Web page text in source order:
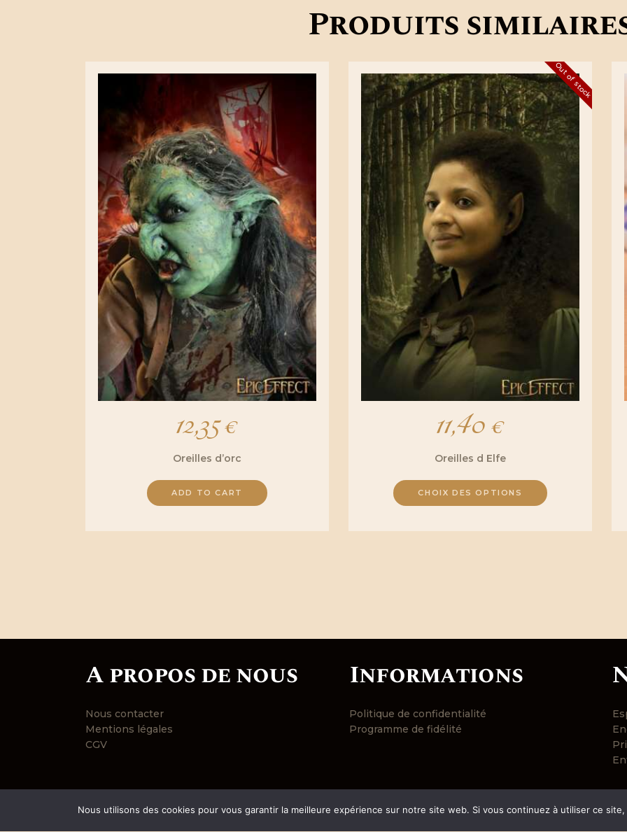
Produits
12,35€
Oreilles d’orc
ADD TO CART
produit
être
sur
la
Out of stock
11,40€
Oreilles d Elfe
CHOIX DES OPTIONS
produit
être
sur
la
du
A propos de nous
Nous contacter
Mentions légales
CGV
Informations
Politique de confidentialité
Programme de fidélité
Nous utilisons des cookies pour vous garantir la meilleure expérience sur notre site web. Si vous continuez à utiliser ce